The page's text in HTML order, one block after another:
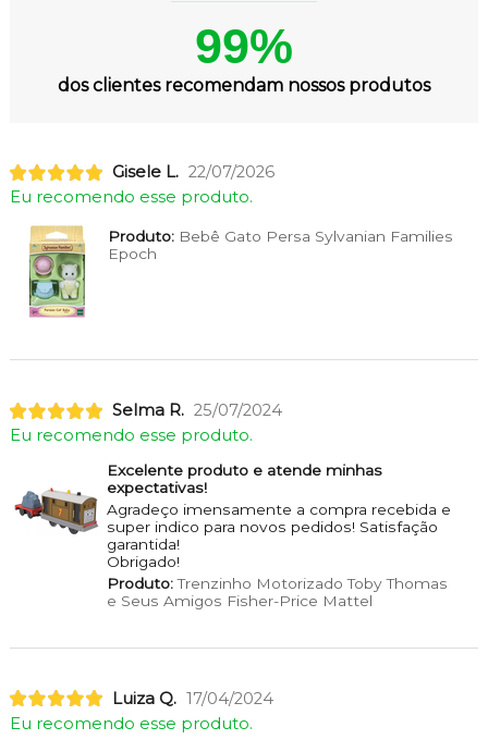
99%
dos clientes recomendam nossos produtos
Gisele L. 22/07/2026
Eu recomendo esse produto.
Produto:Bebê Gato Persa Sylvanian Families
Epoch
Selma R. 25/07/2024
Eu recomendo esse produto.
Excelente produto e atende minhas
expectativas!
Agradeço imensamente a compra recebida e
super indico para novos pedidos! Satisfação
garantida!
Obrigado!
Produto:Trenzinho Motorizado Toby Thomas
e Seus Amigos Fisher-Price Mattel
Luiza Q. 17/04/2024
Eu recomendo esse produto.